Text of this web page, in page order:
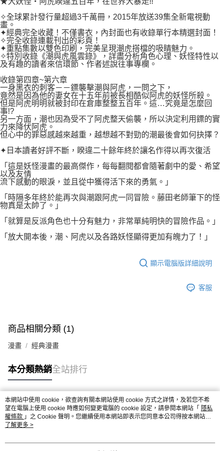
權轉讓予恩沛科技股份有限公司。
２．關於個人資料處理事宜，請瀏覽以下網址：
https://aftee.tw/terms/#terms3
３．未成年的使用者請事先徵得法定代理人或監護人之同意方可使用
「AFTEE先享後付」，若未經同意申辦者引起之損失，本公司不負相關責
任。
４．使用「AFTEE先享後付」時，將依據個別帳號之用戶狀況，依本公司即
時審查核予不同之上限額度；若仍有額度不足之情形，本公司將視審查結果
５．嚴禁一人註冊多個帳號或使用他人資訊註冊。若發現惡意使用之情形，
恩沛科技股份有限公司將有權停止該用戶之使用額度並採取法律行動。
付款後7-11取貨
每筆NT$80，滿NT$500(含以上)免運費
宅配
每筆NT$100，滿NT$800(含以上)免運費
國家/地區配送
✧全球累計發行量超過3千萬冊，2015年放送39集全新電視動
畫。
✦經典完全收藏！不僅書衣，內封面也有收錄單行本精選封面！
✧完全收錄連載刊出的彩頁！
✦重點集數以雙色印刷，完美呈現潮虎搭檔的吸睛魅力。
✧特別收錄《潮與虎風雲錄》，詳盡分析角色心理、妖怪特性以
及有趣的讀者來信環節、作者述說往事專欄。
收錄第四章~第六章
一身黑衣的刺客－－鏢襲擊潮與阿虎，一問之下，
竟然是因為他的妻女在十五年前被長相酷似阿虎的妖怪所殺。
但是阿虎明明就被封印在倉庫整整五百年。這…究竟是怎麼回
事!?
另一方面，潮也因為受不了阿虎整天偷襲，所以決定利用鏢的實
力來降伏阿虎。
但心中的罪惡感越來越重，越想越不對勁的潮最後會如何抉擇？
✦日本讀者好評不斷，睽違二十餘年終於讓名作得以再次復活
「這是妖怪漫畫的最高傑作，每每翻閱都會隨著劇中的愛、希望
以及友情
流下感動的眼淚，並且從中獲得活下來的勇氣。」
「時隔多年終於能再次與潮跟阿虎一同冒險。藤田老師筆下的怪
物真是太帥了。」
「就算是反派角色也十分有魅力，非常單純明快的冒險作品。」
「放大開本後，潮、阿虎以及各路妖怪顯得更加有魄力了！」
顯示電腦版詳細說明
客服
商品相關分類 (1)
漫畫 經典漫畫
本分類熱銷全站排行
熱門標籤
本網站中使用 cookie，欲查詢有關本網站使用 cookie 方式之詳情，及若您不希
望在電腦上使用 cookie 時應如何變更電腦的 cookie 設定，請參閱本網站「 隱私
權條款 」之 Cookie 聲明。您繼續使用本網站即表示您同意本公司得按本網站使
用條款之 Cookie 聲明使用 cookie。
了解更多 >